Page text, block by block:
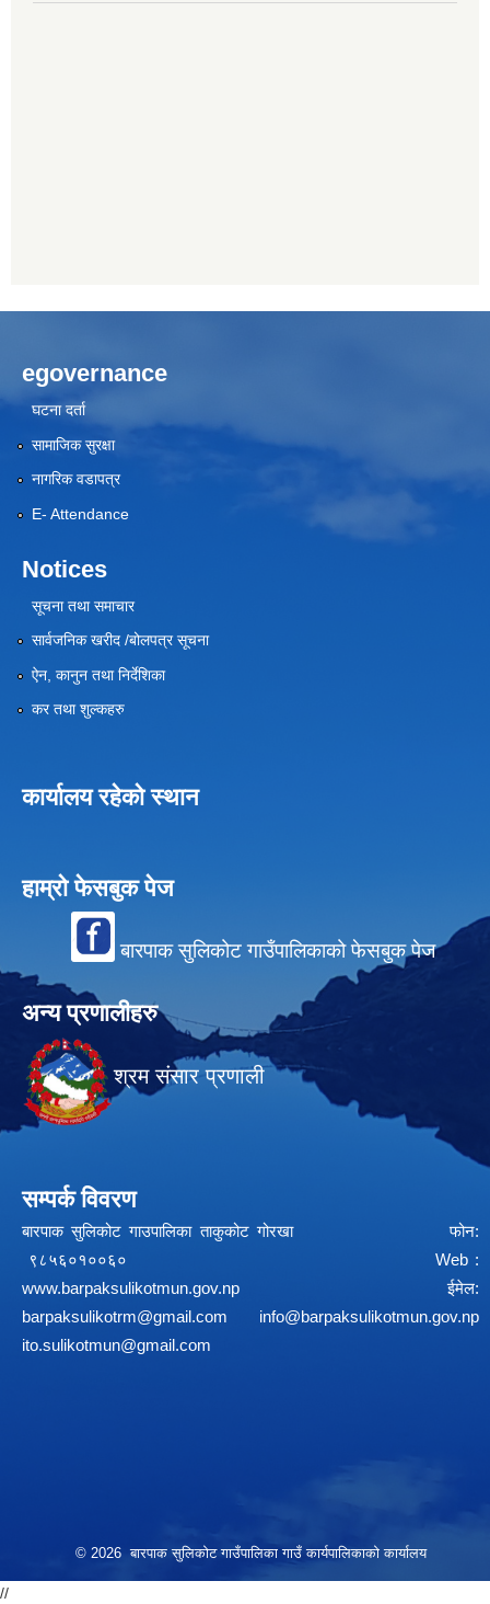
egovernance
घटना दर्ता
सामाजिक सुरक्षा
नागरिक वडापत्र
E- Attendance
Notices
सूचना तथा समाचार
सार्वजनिक खरीद /बोलपत्र सूचना
ऐन, कानुन तथा निर्देशिका
कर तथा शुल्कहरु
कार्यालय रहेको स्थान
हाम्रो फेसबुक पेज
बारपाक सुलिकोट गाउँपालिकाको फेसबुक पेज
अन्य प्रणालीहरु
श्रम संसार प्रणाली
सम्पर्क विवरण
बारपाक सुलिकोट गाउपालिका ताकुकोट गोरखा फोन:
९८५६०१००६० Web :
www.barpaksulikotmun.gov.np
ईमेल:
barpaksulikotrm@gmail.com
info@barpaksulikotmun.gov.np
ito.sulikotmun@gmail.com
© 2026 बारपाक सुलिकोट गाउँपालिका गाउँ कार्यपालिकाको कार्यालय
//